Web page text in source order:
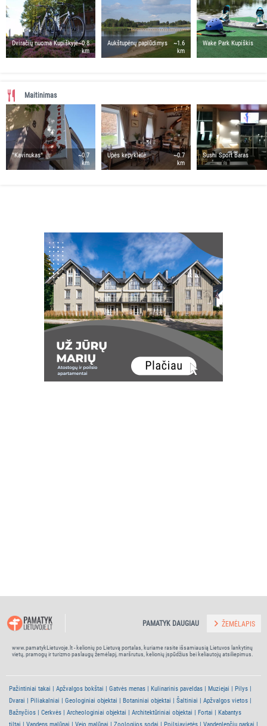
Dviračių nuoma Kupiškyje~0.8
km
Aukštupėnų paplūdimys
~1.6
km
Wake Park Kupiškis
Maitinimas
"Kavinukas"
~0.7
km
Upės kepyklėlė
~0.7
km
Sushi Sport Baras
www.pamatykLietuvoje.lt - kelionių po Lietuvą portalas, kuriame rasite išsamiausią Lietuvos lankytinų
vietų, pramogų ir turizmo paslaugų žemėlapį, maršrutus, kelionių įspūdžius bei keliautojų atsiliepimus.
PAMATYK DAUGIAU ŽEMĖLAPIS
Pažintiniai takai Apžvalgos bokštai Gatvės menas Kulinarinis paveldas Muziejai
Pilys
Dvarai
Piliakalniai Geologiniai objektai Botaniniai objektai Šaltiniai
Apžvalgos vietos
Bažnyčios
Cerkvės Archeologiniai objektai Architektūriniai objektai Fortai
Kabantys